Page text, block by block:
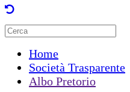
Home
Società Trasparente
Albo Pretorio